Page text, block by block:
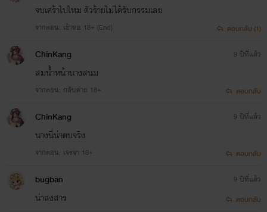
จบเศร้าไปไหม ตัวร้ายไม่ได้รับกรรมเลย
จากตอน: เข้าหอ 18+ (End) ตอบกลับ (1)
ChinKang
สมน้ำหน้านางสนม
จากตอน: กลับค่าย 18+
9 ปีที่แล้ว
ตอบกลับ
ChinKang
นางนี่น่าตบจริง
จากตอน: เจรจา 18+
9 ปีที่แล้ว
ตอบกลับ
bugban
น่าสงสาร
9 ปีที่แล้ว
ตอบกลับ